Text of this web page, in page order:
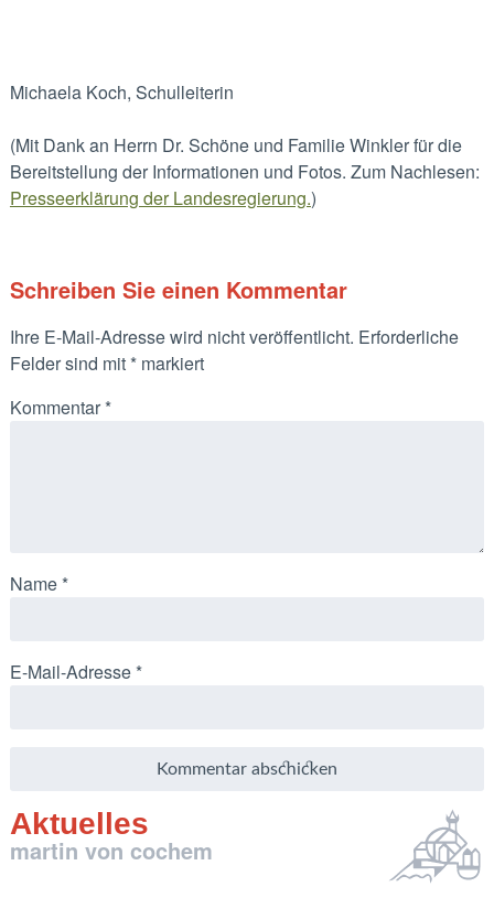
Michaela Koch, Schulleiterin
(Mit Dank an Herrn Dr. Schöne und Familie Winkler für die
Bereitstellung der Informationen und Fotos. Zum Nachlesen:
Presseerklärung der Landesregierung.)
Schreiben Sie einen Kommentar
Ihre E-Mail-Adresse wird nicht veröffentlicht. Erforderliche
Felder sind mit *markiert
Kommentar *
Name *
E-Mail-Adresse *
Aktuelles
martin von cochem